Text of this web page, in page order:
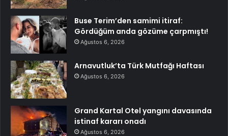
Buse Terim’den samimi itiraf:
Gördüğüm anda gözüme çarpmıştı!
Ağustos 6, 2026
Arnavutluk’ta Türk Mutfağı Haftası
Ağustos 6, 2026
Grand Kartal Otel yangını davasında
istinaf kararı onadı
Ağustos 6, 2026